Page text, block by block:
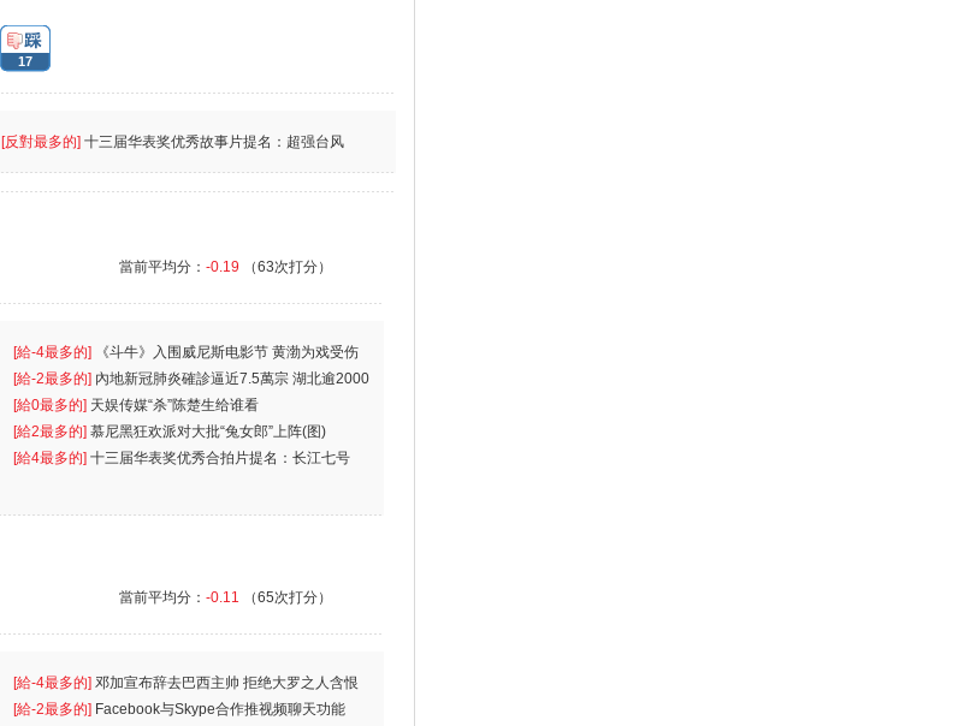
踩:
17
[反對最多的] 十三届华表奖优秀故事片提名：超强台风
當前平均分： -0.19 （63次打分）
[給-4最多的]
《斗牛》入围威尼斯电影节 黄渤为戏受伤
一
[給-2最多的] 內地新冠肺炎確診逼近7.5萬宗 湖北逾2000
人
[給0最多的] 天娱传媒“杀”陈楚生给谁看
[給2最多的] 慕尼黑狂欢派对大批“兔女郎”上阵(图)
[給4最多的] 十三届华表奖优秀合拍片提名：长江七号
當前平均分： -0.11 （65次打分）
[給-4最多的] 邓加宣布辞去巴西主帅 拒绝大罗之人含恨
离
[給-2最多的] Facebook与Skype合作推视频聊天功能